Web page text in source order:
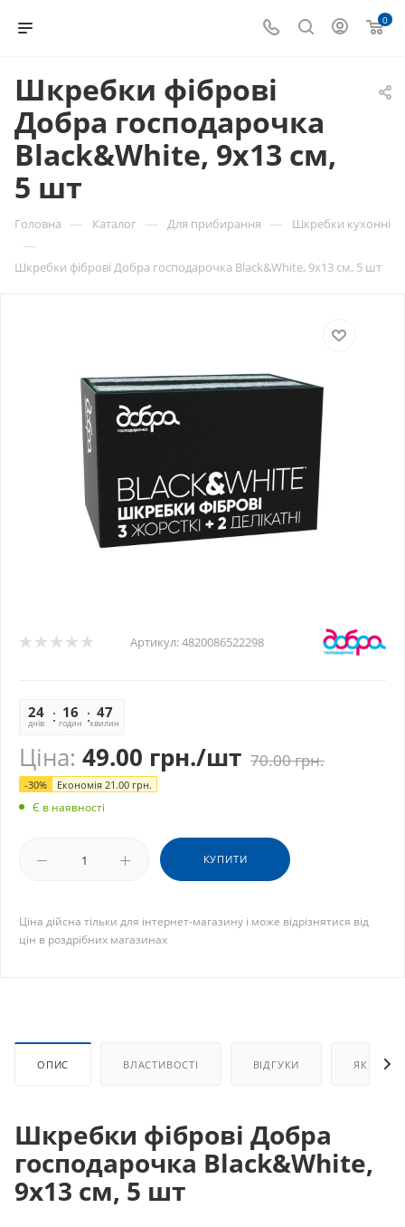
0
Шкребки фіброві
Добра господарочка
Black&White, 9х13 см,
5 шт
Головна — Каталог — Для прибирання — Шкребки кухонні
—
Шкребки фіброві Добра господарочка Black&White, 9х13 см, 5 шт
Артикул:4820086522298
24
днів
16
годин
47
хвилин
Ціна: 49.00 грн./шт 70.00грн.
-30% Економія 21.00 грн.
Є в наявності
КУПИТИ
Ціна дійсна тільки для інтернет-магазину і може відрізнятися від
цін в роздрібних магазинах
ОПИС ВЛАСТИВОСТІ ВІДГУКИ ЯК
Шкребки фіброві Добра
господарочка Black&White,
9х13 см, 5 шт